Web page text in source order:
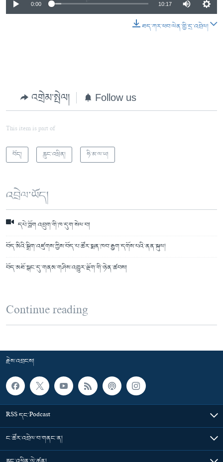
0:00 10:17
ཐད་ཀར་ཕབ་ལེན་གྱི་དྲ་འབྲེལ།
འགྲེམ་སྤེལ། Follow us
This item is part of
བོད། རླུང་འཕྲིན། ཧི་མ་ལ་ཡ།
འབྲེལ་ཡོད།
དཔེ་ཀློག འབྲུག་གི་ཁ་དུག་སེལ་བ།
བོད་མིའི་སྒྲིག་འཛུགས་ཀྱིས་བོད་པ་ཚོར་སྨན་ཁབ་རྒྱག་དགོས་པའི་ནན་སྐུལ།
བོད་མཐོ་སྒང་དུ་གནམ་གཤིས་འགྱུར་ལྡོག་གི་ཉེན་ཚབས།
Continue reading
རྗེས་འབྲངས།
RSS དང་Podcast
ང་ཚོར་འབྲེལ་བ་གནང་ན།